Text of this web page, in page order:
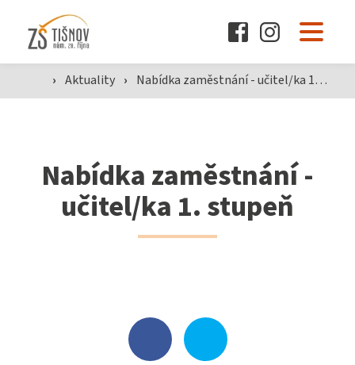
O škole
Pro žáky a rodiče
Dokumenty
› Aktuality › Nabídka zaměstnání - učitel/ka 1. stupeň
Nabídka zaměstnání -
učitel/ka 1. stupeň